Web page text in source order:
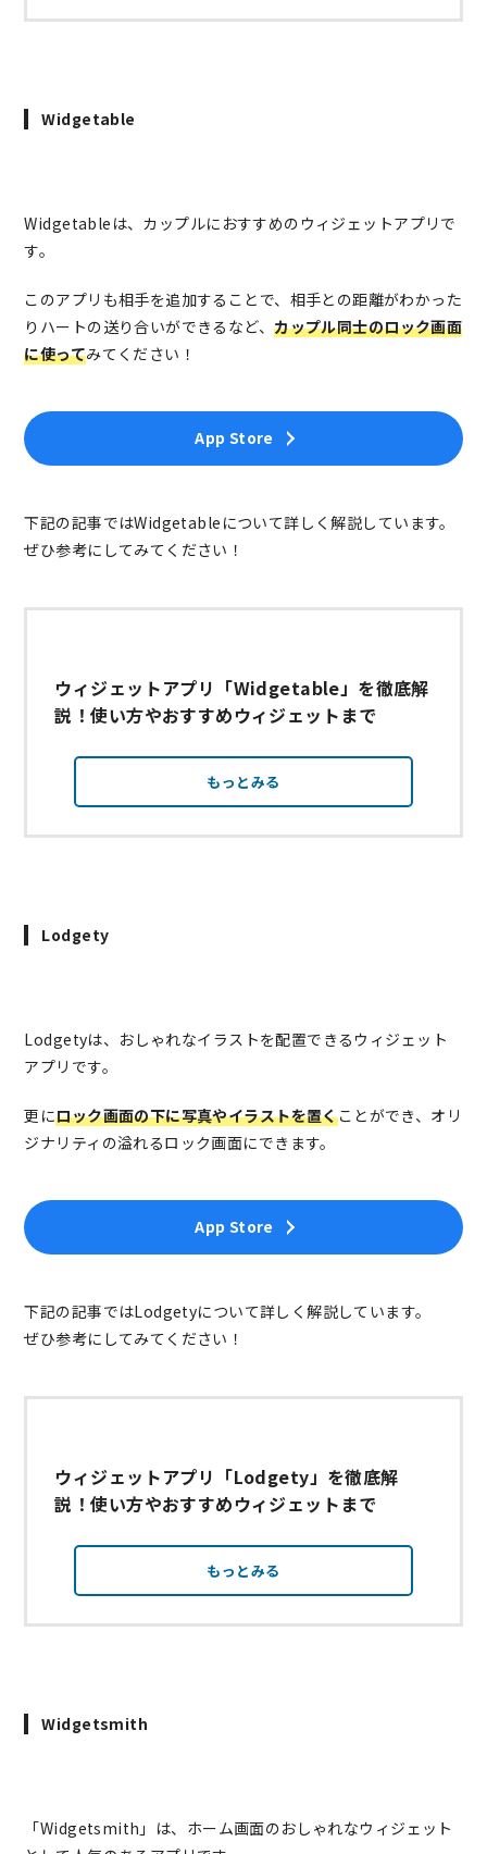
Widgetable
Widgetableは、カップルにおすすめのウィジェットアプリで
す。
このアプリも相手を追加することで、相手との距離がわかった
りハートの送り合いができるなど、カップル同士のロック画面
に使ってみてください！
App Store
下記の記事ではWidgetableについて詳しく解説しています。
ぜひ参考にしてみてください！
ウィジェットアプリ「Widgetable」を徹底解
説！使い方やおすすめウィジェットまで
もっとみる
Lodgety
Lodgetyは、おしゃれなイラストを配置できるウィジェット
アプリです。
更にロック画面の下に写真やイラストを置くことができ、オリ
ジナリティの溢れるロック画面にできます。
App Store
下記の記事ではLodgetyについて詳しく解説しています。
ぜひ参考にしてみてください！
ウィジェットアプリ「Lodgety」を徹底解
説！使い方やおすすめウィジェットまで
もっとみる
Widgetsmith
「Widgetsmith」は、ホーム画面のおしゃれなウィジェット